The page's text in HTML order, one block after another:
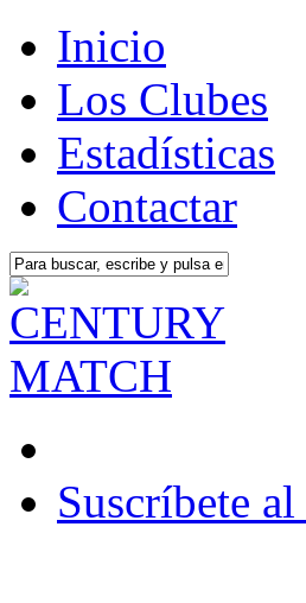
Inicio
Los Clubes
Estadísticas
Contactar
Suscríbete